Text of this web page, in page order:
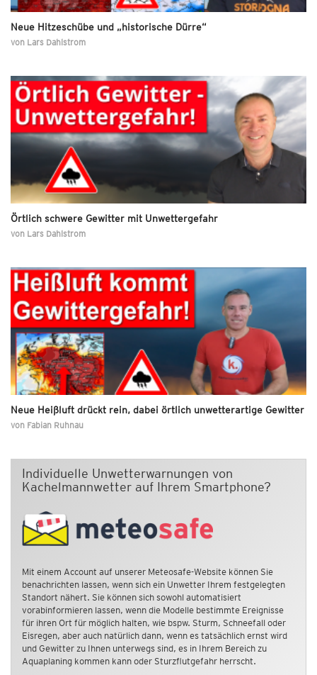
Neue Hitzeschübe und „historische Dürre“
von Lars Dahlstrom
Örtlich schwere Gewitter mit Unwettergefahr
von Lars Dahlstrom
Neue Heißluft drückt rein, dabei örtlich unwetterartige Gewitter
von Fabian Ruhnau
Individuelle Unwetterwarnungen von
Kachelmannwetter auf Ihrem Smartphone?
Mit einem Account auf unserer Meteosafe-Website können Sie
benachrichten lassen, wenn sich ein Unwetter Ihrem festgelegten
Standort nähert. Sie können sich sowohl automatisiert
vorabinformieren lassen, wenn die Modelle bestimmte Ereignisse
für ihren Ort für möglich halten, wie bspw. Sturm, Schneefall oder
Eisregen, aber auch natürlich dann, wenn es tatsächlich ernst wird
und Gewitter zu Ihnen unterwegs sind, es in Ihrem Bereich zu
Aquaplaning kommen kann oder Sturzflutgefahr herrscht.